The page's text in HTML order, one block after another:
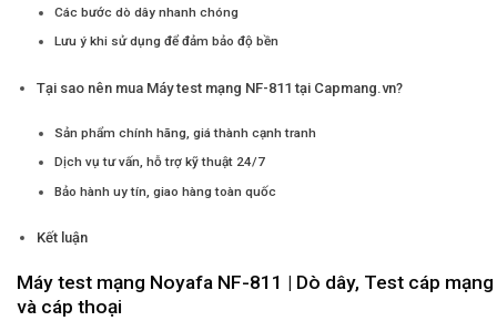
Các bước dò dây nhanh chóng
Lưu ý khi sử dụng để đảm bảo độ bền
Tại sao nên mua Máy test mạng NF-811 tại Capmang.vn?
Sản phẩm chính hãng, giá thành cạnh tranh
Dịch vụ tư vấn, hỗ trợ kỹ thuật 24/7
Bảo hành uy tín, giao hàng toàn quốc
Kết luận
Máy test mạng Noyafa NF-811 | Dò dây, Test cáp mạng
và cáp thoại